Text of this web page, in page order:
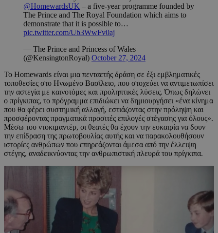
@HomewardsUK – a five-year programme founded by
The Prince and The Royal Foundation which aims to
demonstrate that it is possible to…
pic.twitter.com/Ub3WwFv0aj
— The Prince and Princess of Wales
(@KensingtonRoyal) October 27, 2024
Το Homewards είναι μια πενταετής δράση σε έξι εμβληματικές
τοποθεσίες στο Ηνωμένο Βασίλειο, που στοχεύει να αντιμετωπίσει
την αστεγία με καινοτόμες και προληπτικές λύσεις. Όπως δηλώνει
ο πρίγκιπας, το πρόγραμμα επιδιώκει να δημιουργήσει «ένα κίνημα
που θα φέρει συστημική αλλαγή, εστιάζοντας στην πρόληψη και
προσφέροντας πραγματικά προσιτές επιλογές στέγασης για όλους».
Μέσω του ντοκιμαντέρ, οι θεατές θα έχουν την ευκαιρία να δουν
την επίδραση της πρωτοβουλίας αυτής και να παρακολουθήσουν
ιστορίες ανθρώπων που επηρεάζονται άμεσα από την έλλειψη
στέγης, αναδεικνύοντας την ανθρωπιστική πλευρά του πρίγκιπα.